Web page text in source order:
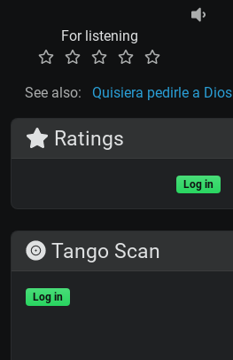
For listening
See also: Quisiera pedirle a Dios
Ratings
Log in
Tango Scan
Log in